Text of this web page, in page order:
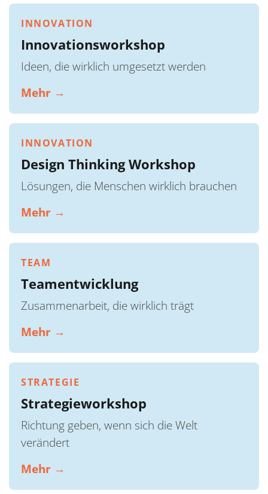
INNOVATION
Innovationsworkshop
Ideen, die wirklich umgesetzt werden
Mehr →
INNOVATION
Design Thinking Workshop
Lösungen, die Menschen wirklich brauchen
Mehr →
TEAM
Teamentwicklung
Zusammenarbeit, die wirklich trägt
Mehr →
STRATEGIE
Strategieworkshop
Richtung geben, wenn sich die Welt
verändert
Mehr →